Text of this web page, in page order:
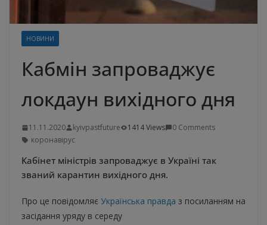
НОВИНИ
Кабмін запроваджує
локдаун вихідного дня
11.11.2020 kyivpastfuture 1414 Views
0 Comments
коронавірус
Кабінет міністрів запроваджує в Україні так
званий карантин вихідного дня.
Про це повідомляє Українська правда з посиланням на
засідання уряду в середу